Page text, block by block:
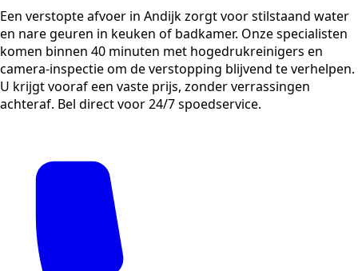
Een verstopte afvoer in Andijk zorgt voor stilstaand water
en nare geuren in keuken of badkamer. Onze specialisten
komen binnen 40 minuten met hogedrukreinigers en
camera-inspectie om de verstopping blijvend te verhelpen.
U krijgt vooraf een vaste prijs, zonder verrassingen
achteraf. Bel direct voor 24/7 spoedservice.